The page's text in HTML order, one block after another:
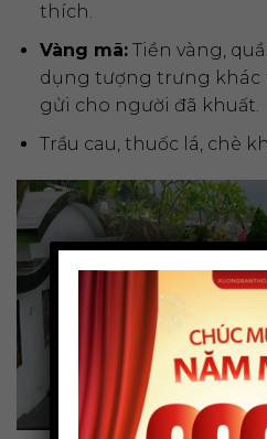
thích.
Vàng mã:Tiền vàng,
dụng tượng trưng khác
gửi cho người đã khuất.
Trầu cau, thuốc lá, chè